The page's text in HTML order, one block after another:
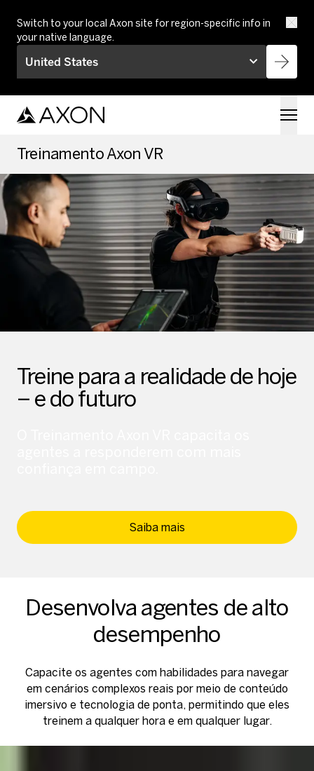
Switch to your local Axon site for region-specific info in
your native language.
United States
Treinamento Axon VR
Treine para a realidade de hoje
– e do futuro
Saiba mais
Desenvolva agentes de alto
desempenho
Capacite os agentes com habilidades para navegar
em cenários complexos reais por meio de conteúdo
imersivo e tecnologia de ponta, permitindo que eles
treinem a qualquer hora e em qualquer lugar.